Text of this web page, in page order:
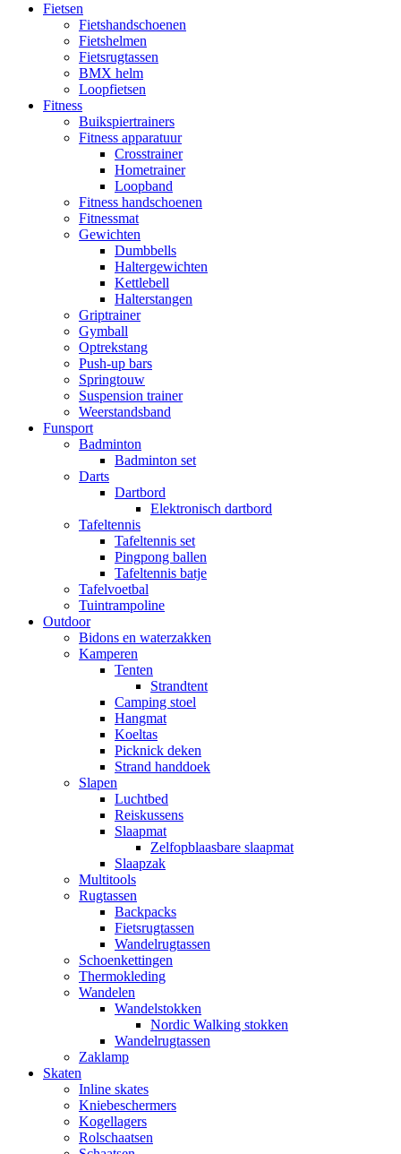
Fietsen
Fietshandschoenen
Fietshelmen
Fietsrugtassen
BMX helm
Loopfietsen
Fitness
Buikspiertrainers
Fitness apparatuur
Crosstrainer
Hometrainer
Loopband
Fitness handschoenen
Fitnessmat
Gewichten
Dumbbells
Haltergewichten
Kettlebell
Halterstangen
Griptrainer
Gymball
Optrekstang
Push-up bars
Springtouw
Suspension trainer
Weerstandsband
Funsport
Badminton
Badminton set
Darts
Dartbord
Elektronisch dartbord
Tafeltennis
Tafeltennis set
Pingpong ballen
Tafeltennis batje
Tafelvoetbal
Tuintrampoline
Outdoor
Bidons en waterzakken
Kamperen
Tenten
Strandtent
Camping stoel
Hangmat
Koeltas
Picknick deken
Strand handdoek
Slapen
Luchtbed
Reiskussens
Slaapmat
Zelfopblaasbare slaapmat
Slaapzak
Multitools
Rugtassen
Backpacks
Fietsrugtassen
Wandelrugtassen
Schoenkettingen
Thermokleding
Wandelen
Wandelstokken
Nordic Walking stokken
Wandelrugtassen
Zaklamp
Skaten
Inline skates
Kniebeschermers
Kogellagers
Rolschaatsen